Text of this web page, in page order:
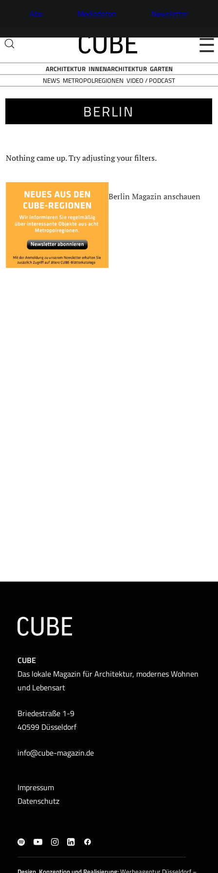
Abo Mediadaten Newsletter
☰
ARCHITEKTUR INNENARCHITEKTUR GARTEN
NEWS METROPOLREGIONEN VIDEO / PODCAST
BERLIN
Nothing came up. Try adjusting your filters.
Berlin Magazin anschauen
CUBE
Das lokale Magazin für Architektur, modernes Wohnen
und Lebensart
Briedestraße 1-9
40599 Düsseldorf
info@cube-magazin.de
Impressum
Datenschutz